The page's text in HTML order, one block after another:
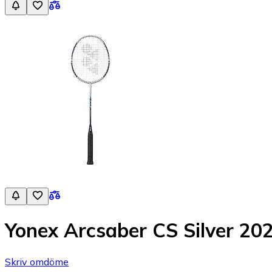
Yonex Arcsaber CS Silver
Skriv omdöme